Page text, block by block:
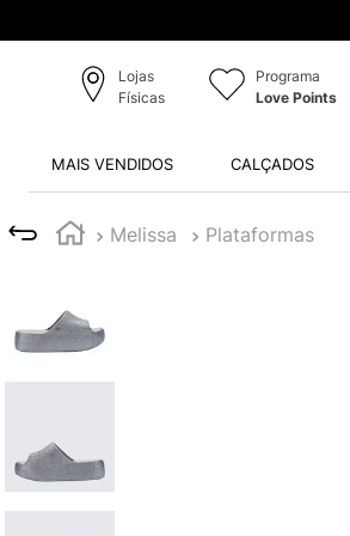
Lojas
Físicas
Programa
Love Points
MAIS VENDIDOS CALÇADOS
Melissa Plataformas